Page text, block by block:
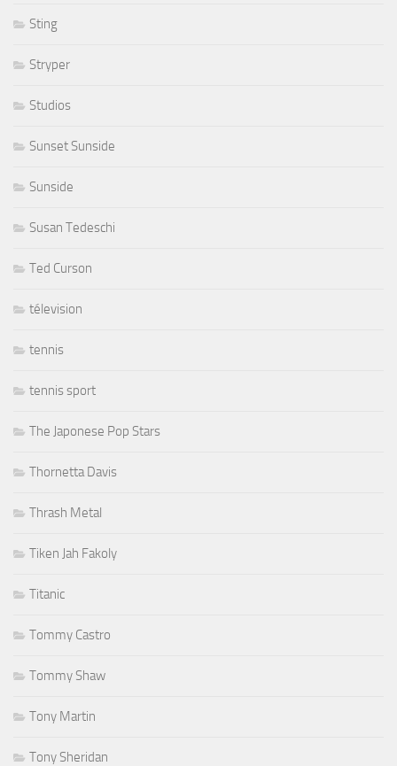
Sting
Stryper
Studios
Sunset Sunside
Sunside
Susan Tedeschi
Ted Curson
télevision
tennis
tennis sport
The Japonese Pop Stars
Thornetta Davis
Thrash Metal
Tiken Jah Fakoly
Titanic
Tommy Castro
Tommy Shaw
Tony Martin
Tony Sheridan